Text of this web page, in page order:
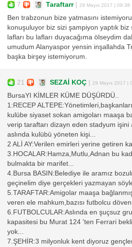
7 Taraftarr| 29 Mayıs 2017 | 09:38
Ben trabzonun bize yatmasını
konuşuluyor biz sizi şampiyon yaptık biz
lafları bu lafları duyacağıma ölseydim
umudum Alanyaspor yensin inşallahda
başka birşey istemiyorum.
21 SEZAİ KOÇ 29 Mayıs 2017 |
BursaYI KİMLER KÜME DÜŞÜRDÜ..
1:RECEP
kulübe siyaset sokan amigoları maaşa
verip taraftarı dizayn eden stadyum işini
aslında kulübü yöneten kişi...
2 ALİ AY:Verilen emirleri yerine getiren
3.HOCALAR:Hamza,Mutlu,Adnan bu
bulmakta bir marifet...
4.Bursa BASIN:Belediye ile aramız
geçinelim diye gerçekleri yazmayan
5.TARAFTAR:Amigolar maaşa
veren ele mahkum,bazısı futbolcu
6.FUTBOLCULAR:Aslında en şuçsuz
kapasitesi bu Murat 124 'ten Ferrari
yok...
7.ŞEHİR:3 milyonluk kent diyoruz